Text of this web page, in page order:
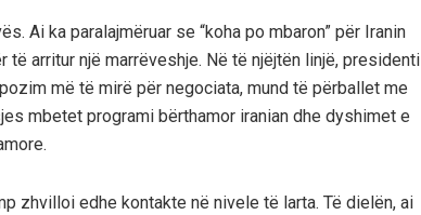
Ai ka paralajmëruar se “koha po mbaron” për Iranin
arritur një marrëveshje. Në të njëjtën linjë, presidenti
më të mirë për negociata, mund të përballet me
mbetet programi bërthamor iranian dhe dyshimet e
zhvilloi edhe kontakte në nivele të larta. Të dielën, ai